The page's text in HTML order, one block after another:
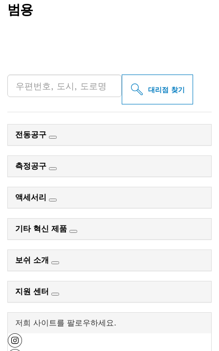
범용
대리점 찾기
전동공구
측정공구
액세서리
기타 혁신 제품
보쉬 소개
지원 센터
저희 사이트를 팔로우하세요.